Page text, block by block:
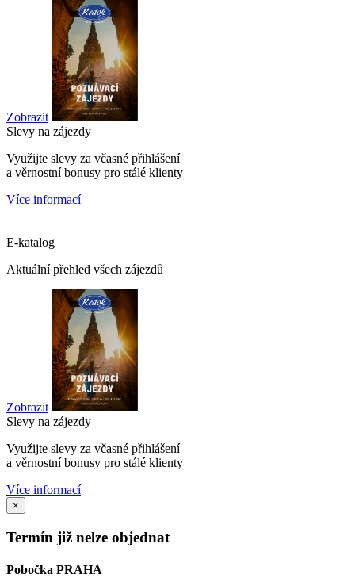
Zobrazit
Slevy na zájezdy
Využijte slevy za včasné přihlášení
a věrnostní bonusy pro stálé klienty
Více informací
E-katalog
Aktuální přehled všech zájezdů
Zobrazit
Slevy na zájezdy
Využijte slevy za včasné přihlášení
a věrnostní bonusy pro stálé klienty
Více informací
×
Termín již nelze objednat
Pobočka PRAHA